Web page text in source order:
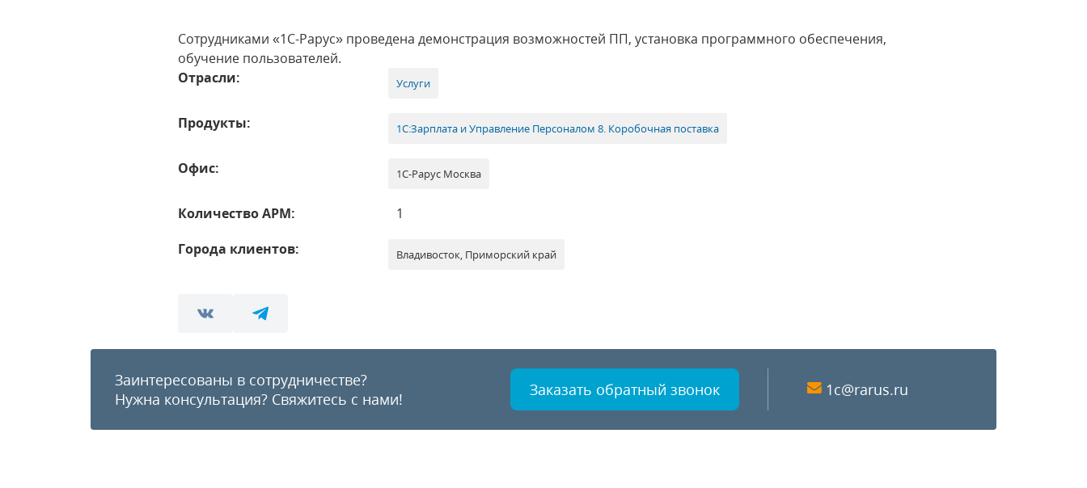
Сотрудниками «1С-Рарус» проведена демонстрация возможностей ПП, установка программного обеспечения,
обучение пользователей.
Отрасли:
Услуги
Продукты: 1С:Зарплата и Управление Персоналом 8. Коробочная поставка
Офис: 1С-Рарус Москва
Количество АРМ:
1
Города клиентов:
Владивосток, Приморский край
Заинтересованы в сотрудничестве?
Нужна консультация? Свяжитесь с нами! Заказать обратный звонок 1c@rarus.ru